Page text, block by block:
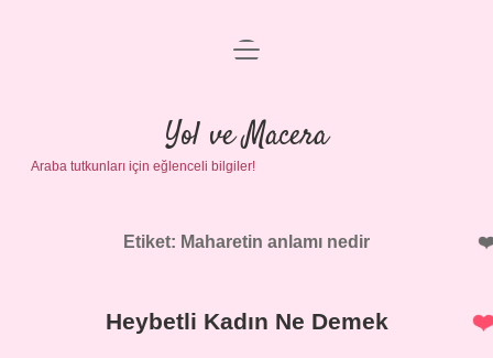
Anasayfa
Gizlilik Politikası
Yasal Uyarı
menüyü
Yol ve Macera
Araba tutkunları için eğlenceli bilgiler!
Etiket: Maharetin anlamı nedir
Heybetli Kadın Ne Demek